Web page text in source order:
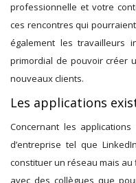
professionnelle et votre
ces rencontres qui
également les travailleurs
primordial de pouvoir créer
nouveaux clients.
Les applications
Concernant les
d’entreprise tel que
constituer un réseau mais au
avec des collègues que